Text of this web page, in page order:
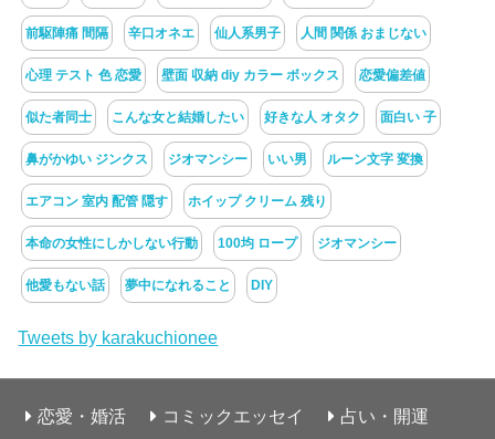
前駆陣痛 間隔 辛口オネエ 仙人系男子 人間 関係 おまじない
心理 テスト 色 恋愛 壁面 収納 diy カラー ボックス 恋愛偏差値
似た者同士 こんな女と結婚したい 好きな人 オタク 面白い 子
鼻がかゆい ジンクス ジオマンシー いい男 ルーン文字 変換
エアコン 室内 配管 隠す ホイップ クリーム 残り
本命の女性にしかしない行動 100均 ロープ ジオマンシー
他愛もない話 夢中になれること DIY
Tweets by karakuchionee
恋愛・婚活 コミックエッセイ
占い・開運